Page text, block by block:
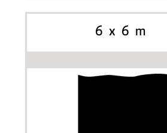
6 x 6 m